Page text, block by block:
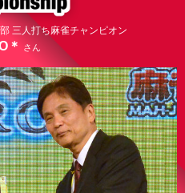
三人打ち麻雀チャンピオン
＊ さん